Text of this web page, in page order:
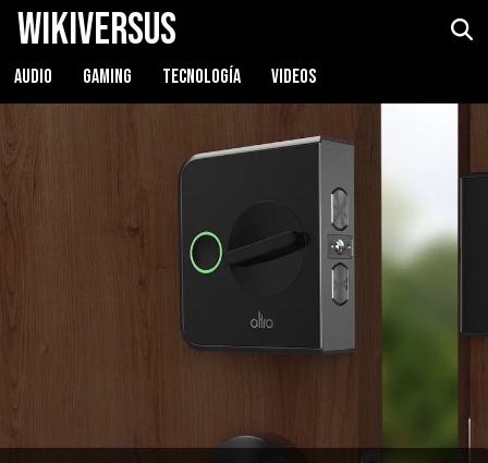
WikiVersus
AUDIO GAMING TECNOLOGÍA VIDEOS